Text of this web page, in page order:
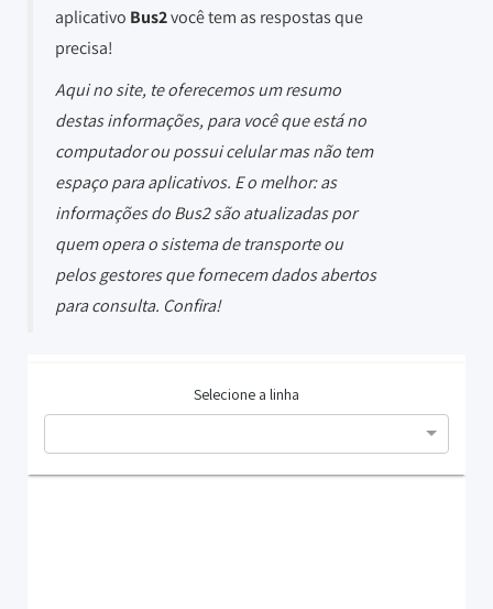
aplicativo Bus2você tem as respostas que
precisa!
Aqui no site, te oferecemos um resumo
destas informações, para você que está no
computador ou possui celular mas não tem
espaço para aplicativos. E o melhor: as
informações do Bus2 são atualizadas por
quem opera o sistema de transporte ou
pelos gestores que fornecem dados abertos
para consulta. Confira!